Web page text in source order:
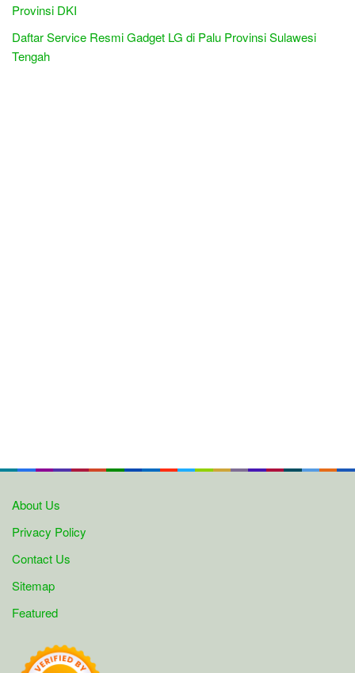
Provinsi DKI
Daftar Service Resmi Gadget LG di Palu Provinsi Sulawesi
Tengah
About Us
Privacy Policy
Contact Us
Sitemap
Featured